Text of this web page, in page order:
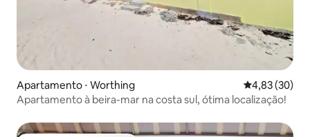
Apartamento ⋅ Worthing 4,83 de uma
4,83 (30)
Apartamento à beira-mar na costa sul, ótima localização!